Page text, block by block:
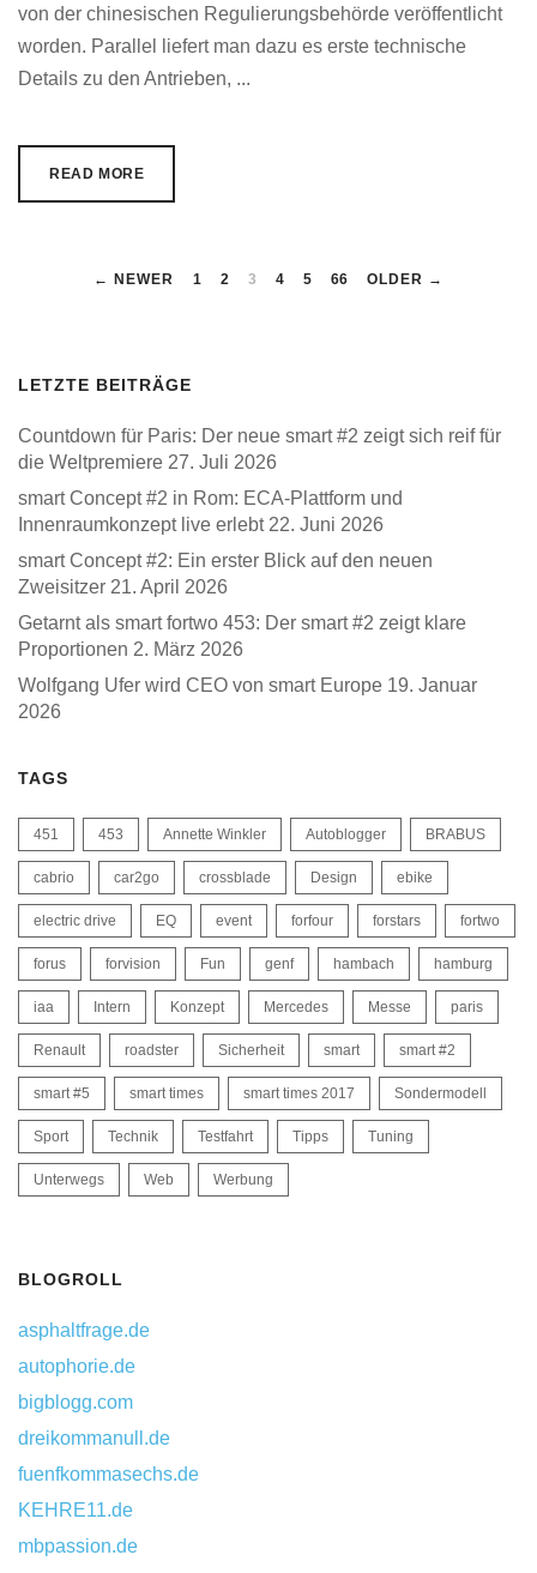
von der chinesischen Regulierungsbehörde veröffentlicht
worden. Parallel liefert man dazu es erste technische
Details zu den Antrieben, ...
READ MORE
← NEWER 1 2 3 4 5 66 OLDER →
LETZTE BEITRÄGE
Countdown für Paris: Der neue smart #2 zeigt sich reif für
die Weltpremiere 27. Juli 2026
smart Concept #2 in Rom: ECA-Plattform und
Innenraumkonzept live erlebt 22. Juni 2026
smart Concept #2: Ein erster Blick auf den neuen
Zweisitzer 21. April 2026
Getarnt als smart fortwo 453: Der smart #2 zeigt klare
Proportionen 2. März 2026
Wolfgang Ufer wird CEO von smart Europe 19. Januar
2026
TAGS
451 453 Annette Winkler Autoblogger BRABUS
cabrio car2go crossblade Design ebike
electric drive EQ event forfour forstars fortwo
forus forvision Fun genf hambach hamburg
iaa Intern Konzept Mercedes Messe paris
Renault roadster Sicherheit smart smart #2
smart #5 smart times smart times 2017 Sondermodell
Sport Technik Testfahrt Tipps Tuning
Unterwegs Web Werbung
BLOGROLL
asphaltfrage.de
autophorie.de
bigblogg.com
dreikommanull.de
fuenfkommasechs.de
KEHRE11.de
mbpassion.de